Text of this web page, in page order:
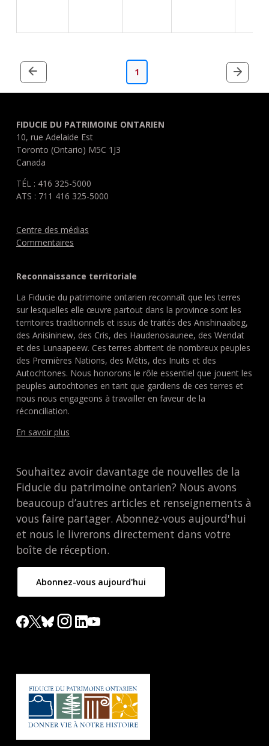
1
FIDUCIE DU PATRIMOINE ONTARIEN
10, rue Adelaide Est
Toronto (Ontario) M5C 1J3
Canada
TÉL : 416 325-5000
ATS : 711 416 325-5000
Centre des médias
Commentaires
Reconnaissance territoriale
La Fiducie du patrimoine ontarien reconnaît que les terres
sur lesquelles elle œuvre partout dans la province sont les
territoires traditionnels et issus de traités des Anishinaabeg,
des Anisininew, des Cris, des Haudenosaunee, des Wendat
et des Lunaapeew. Ces terres abritent de nombreux peuples
des Premières Nations, des Métis, des Inuits et des
Autochtones. Nous honorons le rôle essentiel que jouent les
peuples autochtones en tant que gardiens de ces terres et
nous nous engageons à travailler en faveur de la
réconciliation.
En savoir plus
Souhaitez avoir davantage de nouvelles de la
Fiducie du patrimoine ontarien? Nous avons
beaucoup d’autres articles et renseignements à
vous faire partager. Abonnez-vous aujourd'hui
et nous le livrerons directement dans votre
boîte de réception.
Abonnez-vous aujourd'hui